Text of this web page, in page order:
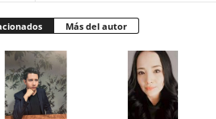
Más del autor